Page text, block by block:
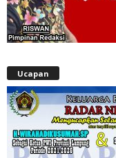
Ucapan